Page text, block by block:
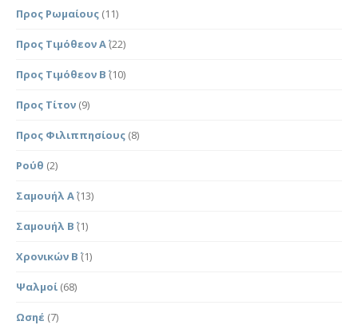
Προς Ρωμαίους (11)
Προς Τιμόθεον Α΄(22)
Προς Τιμόθεον Β΄ (10)
Προς Τίτον (9)
Προς Φιλιππησίους (8)
Ρούθ (2)
Σαμουήλ Α΄(13)
Σαμουήλ Β΄ (1)
Χρονικών Β΄ (1)
Ψαλμοί (68)
Ωσηέ (7)